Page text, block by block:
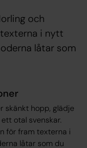
och
i nytt
låtar som
skänkt hopp, glädje
otal svenskar.
för fram texterna i
låtar som du